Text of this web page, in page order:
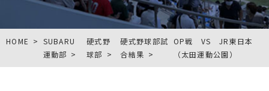
HOME
SUBARU
運動部
硬式野
球部
硬式野球部試
合結果
OP戦 VS JR東日本
（太田運動公園）